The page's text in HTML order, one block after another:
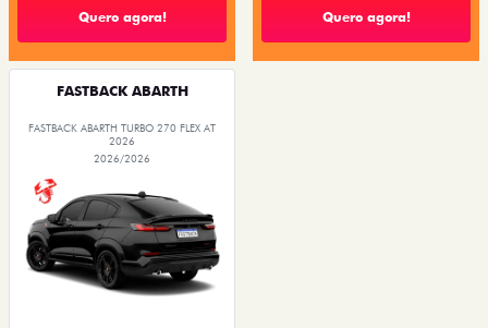
Quero agora! Quero agora!
FASTBACK ABARTH
FASTBACK ABARTH TURBO 270 FLEX AT
2026
2026/2026